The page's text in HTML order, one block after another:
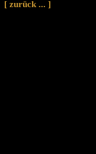
[ zurück ... ]